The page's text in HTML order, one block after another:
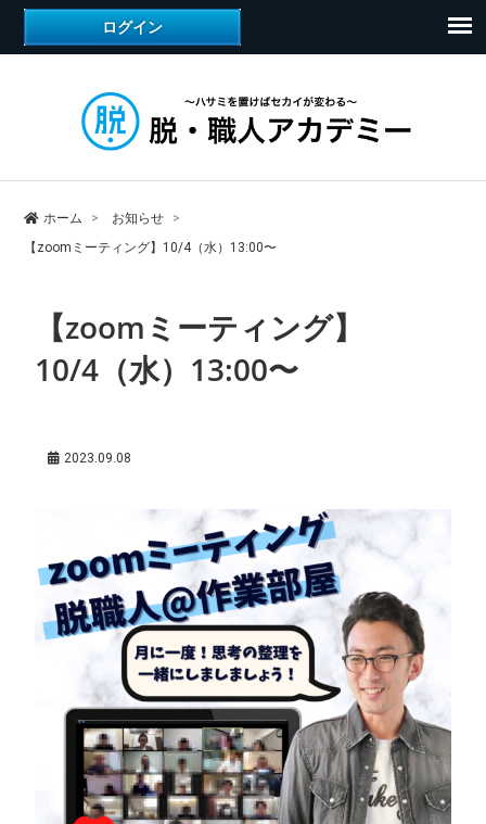
ホーム
お知らせ
【zoomミーティング】10/4（水）13:00〜
【zoomミーティング】
10/4（水）13:00〜
2023.09.08